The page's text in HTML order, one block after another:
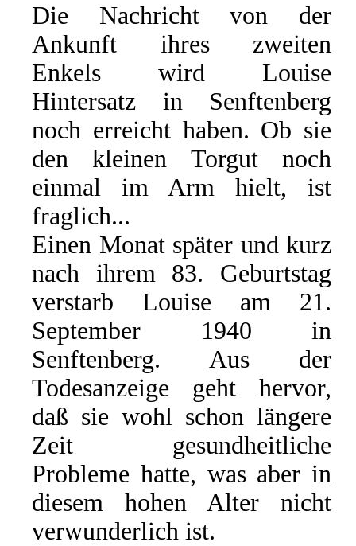
Die Nachricht von der
Ankunft ihres zweiten
Enkels wird Louise
Hintersatz in Senftenberg
noch erreicht haben. Ob sie
den kleinen Torgut noch
einmal im Arm hielt, ist
fraglich...
Einen Monat später und kurz
nach ihrem 83. Geburtstag
verstarb Louise am 21.
September 1940 in
Senftenberg. Aus der
Todesanzeige geht hervor,
daß sie wohl schon längere
Zeit gesundheitliche
Probleme hatte, was aber in
diesem hohen Alter nicht
verwunderlich ist.